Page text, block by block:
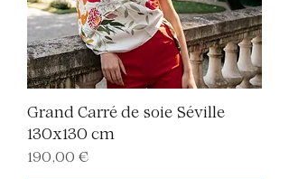
Grand Carré de soie Séville
130x130 cm
Prix
190,00 €